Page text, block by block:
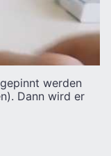
werden
Dann wird er